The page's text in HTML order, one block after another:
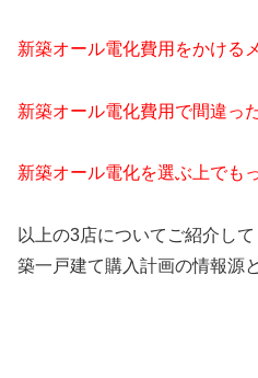
新築オール電化費用をかける
新築オール電化費用で間違っ
新築オール電化を選ぶ上でも
以上の3店についてご紹介し
築一戸建て購入計画の情報源